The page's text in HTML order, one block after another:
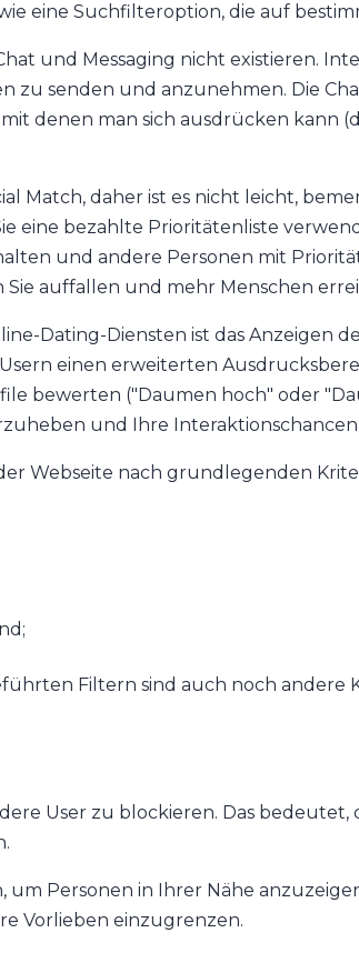
eine Suchfilteroption, die auf
und Messaging nicht existieren.
zu senden und anzunehmen. Die
denen man sich ausdrücken kann
Match, daher ist es nicht leicht,
eine bezahlte Prioritätenliste
und andere Personen mit
auffallen und mehr Menschen
Dating-Diensten ist das Anzeigen
einen erweiterten
bewerten ("Daumen hoch" oder
und Ihre
Webseite nach grundlegenden
Filtern sind auch noch andere
User zu blockieren. Das bedeutet,
um Personen in Ihrer Nähe
Vorlieben einzugrenzen.